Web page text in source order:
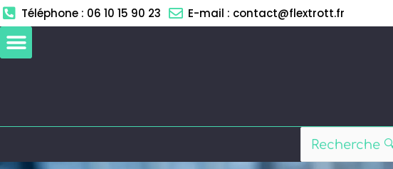
Aller
au
contenu
Téléphone : 06 10 15 90 23 E-mail : contact@flextrott.fr